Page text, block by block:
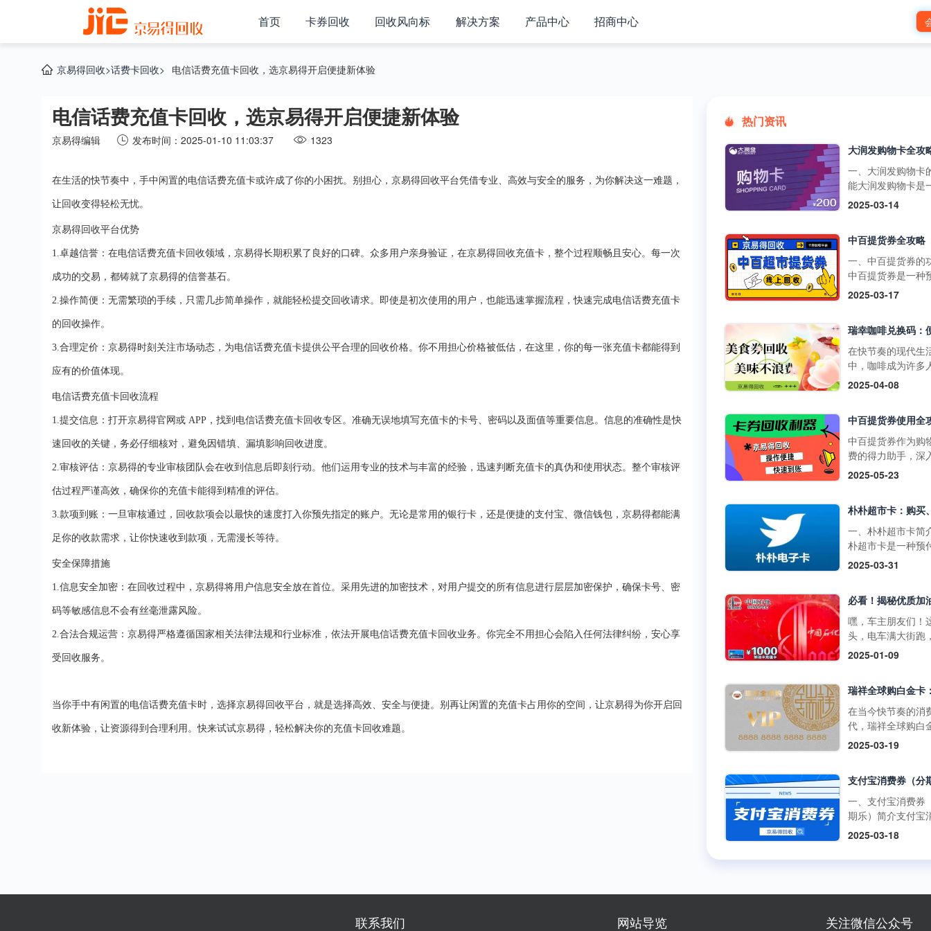
首页 卡券回收 回收风向标 解决方案 产品中心 招商中心
京易得回收>话费卡回收> 电信话费充值卡回收，选京易得开启便捷新体验
电信话费充值卡回收，选京易得开启便捷新体验
京易得编辑 发布时间：2025-01-10 11:03:37 1323
在生活的快节奏中，手中闲置的电信话费充值卡或许成了你的小困扰。别担心，京易得回收平台凭借专业、高效与安全的服务，为你解决这一难题，
让回收变得轻松无忧。
京易得回收平台优势
1.卓越信誉：在电信话费充值卡回收领域，京易得长期积累了良好的口碑。众多用户亲身验证，在京易得回收充值卡，整个过程顺畅且安心。每一次
成功的交易，都铸就了京易得的信誉基石。
2.操作简便：无需繁琐的手续，只需几步简单操作，就能轻松提交回收请求。即使是初次使用的用户，也能迅速掌握流程，快速完成电信话费充值卡
的回收操作。
3.合理定价：京易得时刻关注市场动态，为电信话费充值卡提供公平合理的回收价格。你不用担心价格被低估，在这里，你的每一张充值卡都能得到
应有的价值体现。
电信话费充值卡回收流程
1.提交信息：打开京易得官网或 APP，找到电信话费充值卡回收专区。准确无误地填写充值卡的卡号、密码以及面值等重要信息。信息的准确性是快
速回收的关键，务必仔细核对，避免因错填、漏填影响回收进度。
2.审核评估：京易得的专业审核团队会在收到信息后即刻行动。他们运用专业的技术与丰富的经验，迅速判断充值卡的真伪和使用状态。整个审核评
估过程严谨高效，确保你的充值卡能得到精准的评估。
3.款项到账：一旦审核通过，回收款项会以最快的速度打入你预先指定的账户。无论是常用的银行卡，还是便捷的支付宝、微信钱包，京易得都能满
足你的收款需求，让你快速收到款项，无需漫长等待。
安全保障措施
1.信息安全加密：在回收过程中，京易得将用户信息安全放在首位。采用先进的加密技术，对用户提交的所有信息进行层层加密保护，确保卡号、密
码等敏感信息不会有丝毫泄露风险。
2.合法合规运营：京易得严格遵循国家相关法律法规和行业标准，依法开展电信话费充值卡回收业务。你完全不用担心会陷入任何法律纠纷，安心享
受回收服务。
当你手中有闲置的电信话费充值卡时，选择京易得回收平台，就是选择高效、安全与便捷。别再让闲置的充值卡占用你的空间，让京易得为你开启回
收新体验，让资源得到合理利用。快来试试京易得，轻松解决你的充值卡回收难题。
热门资讯
一、大润发购物卡
能大润发购物卡是
预付卡，可在大润
品、日用品、家电
类商品。它还可以
超市的其他促销活
物更加划算。不过
草、酒类、礼品卡
值卡等特殊商品。
大润发购物卡的购
式1. 线上购买：•
发优鲜APP：下载
录后在“我的”页面
卡”，选择面值并
支付。• 第三方平
如淘宝，搜索“大
舰店或授权....
2025-03-14
中百提货券全攻略
一、中百提货券的
中百提货券是一种
式购物卡，可以在
惠。它不仅可以用
买日常商品，还可
特定活动期间享受
的获取方式1. 线上
APP参与活动，完
定任务即可获得提
券。• 在中百线上
购物满一定金额后
获赠提货券。2. 线
物满一定金额后，
线下活动，并达到
条件，即可获得提
券。三、中百提货
用：•&nb....
2025-03-17
在快节奏的现代生
中，咖啡成为许多
启活力一天或缓解
品，如经典的拿铁
爽的生椰拿铁，以
断推陈出新的季节
据了重要地位。而
活的消费凭证，为
爱好者们带来了诸
利。不过，生活中
会出现兑换码闲置
况，别担心，京易
难，让闲置兑换码
啡兑换码：获取与
丰富的获取途径官
道：瑞幸咖啡APP
序，在“优惠券”或“
卡”板块，按照指
可便捷购买兑换码
里的兑换码种类丰
面值多样，....
2025-04-08
中百提货券作为购
费的得力助手，深
解其使用方法，能
惠。 使用范围广泛
百提货券主要适用
百仓储、中百超市
无论是采购米面粮
还是挑选家居用品
人护理产品，甚至
百罗森便利店购买
食品、冰激凌等，
使用提货券轻松结
中百电器不支持提
线下门店使用人工
台：在门店购物结
后，前往人工收银
货券，收银员会通
码或手动输入相关
息，完成抵扣支付
商品金额超过提货
额，需自行支付超
额，剩....
2025-05-23
一、朴朴超市卡简
朴超市卡是一种预
卡，可在朴朴超市
不仅具有支付功能
提供多种优惠和特
如折扣、积分奖励
购买渠道1.朴朴超
访问朴朴超市官方
或通过朴朴App，
择“购物卡”或“充值
心”，完成支付后
物卡将存入您的账
朴朴超市门店的客
直接购买实体卡。
第三方平台： 在
宝、京东等....
2025-03-31
嘿，车主朋友们！
头，电车满大街跑
里的加油卡是不是
现才是正解。但市
平台五花八门，到
家靠谱又安全？别
优质加油卡回收平
平台的两大“黄金准
则” （一）高资质
通货 加油充值卡可
是小数目，少则几
多则上千，省着点
些不靠谱的三方渠
诉收了卡却没收到
2025-01-09
在当今快节奏的消
代，瑞祥全球购白
凭借其强大的功能
发放的首选。作为
专业的卡券回收平
京易得回收深知瑞
势，今天就让我们
了解一下这张备受
卡的使用范围极为
2025-03-19
一、支付宝消费券
期乐）简介支付宝
券（分期乐）是由
出的电子优惠券。
商户或平台上使用
2025-03-18
联系我们 网站导览 关注微信公众号